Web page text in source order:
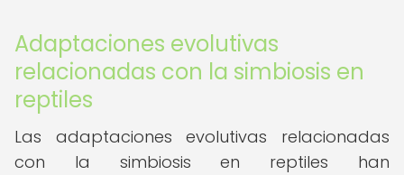
Adaptaciones evolutivas
relacionadas con la simbiosis en
reptiles
Las adaptaciones evolutivas relacionadas
con la simbiosis en reptiles han